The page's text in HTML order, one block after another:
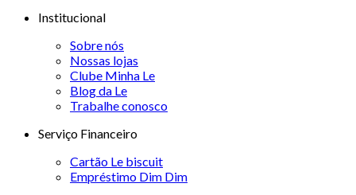
Institucional
Sobre nós
Nossas lojas
Clube Minha Le
Blog da Le
Trabalhe conosco
Serviço Financeiro
Cartão Le biscuit
Empréstimo Dim Dim